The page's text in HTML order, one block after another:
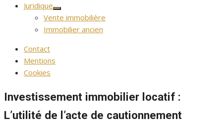
Juridique
Afficher
le
sous-
menu
Vente immobilière
Immobilier ancien
Contact
Mentions
Cookies
Investissement immobilier locatif :
L’utilité de l’acte de cautionnement